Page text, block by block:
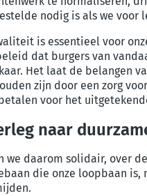
nodig is als we voor
is essentieel voor
dat burgers van
. Het laat de belangen
zijn door een zorg
voor het
naar
we daarom solidair, over
die onze loopbaan is,
.